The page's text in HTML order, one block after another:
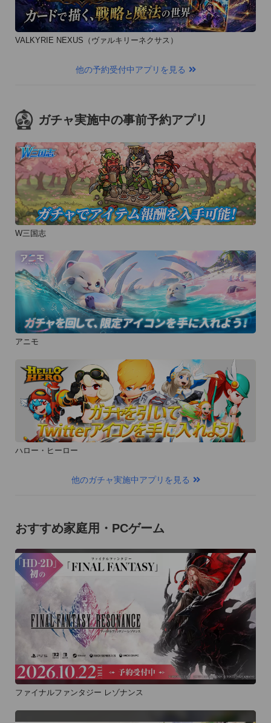
VALKYRIE NEXUS（ヴァルキリーネクサス）
他の予約受付中アプリを見る
ガチャ実施中の事前予約アプリ
W三国志
アニモ
ハロー・ヒーロー
他のガチャ実施中アプリを見る
おすすめ家庭用・PCゲーム
ファイナルファンタジー レゾナンス